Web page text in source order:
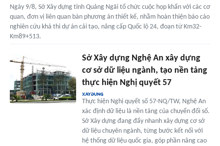
Ngày 9/8, Sở Xây dựng tỉnh Quảng Ngãi tổ chức cuộc họp khẩn với các cơ
quan, đơn vị liên quan bàn phương án thiết kế, nhằm hoàn thiện báo cáo
nghiên cứu khả thi dự án cải tạo, nâng cấp Quốc lộ 24, đoạn từ Km32-
Km89+513.
Sở Xây dựng Nghệ An xây dựng
cơ sở dữ liệu ngành, tạo nền tảng
thực hiện Nghị quyết 57
Thực hiện Nghị quyết số 57-NQ/TW, Nghệ An
xác định dữ liệu là nền tảng của chuyển đổi số.
Sở Xây dựng đang đẩy nhanh xây dựng cơ sở
dữ liệu chuyên ngành, từng bước kết nối với
hệ thống dữ liệu quốc gia, góp phần nâng cao